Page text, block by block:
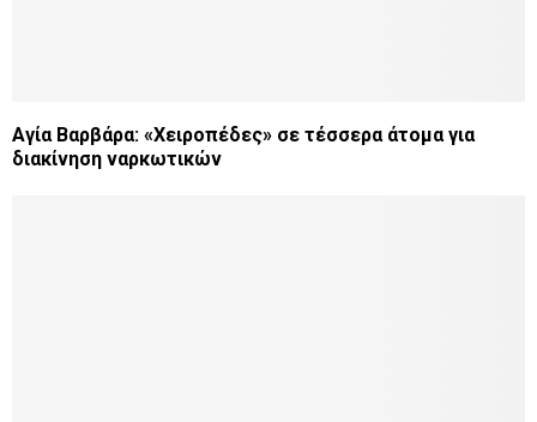
Αγία Βαρβάρα: «Χειροπέδες» σε τέσσερα άτομα για
διακίνηση ναρκωτικών